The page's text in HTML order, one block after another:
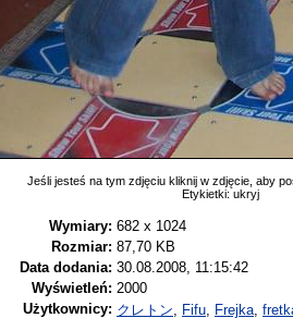
Jeśli jesteś na tym zdjęciu kliknij w zdjęcie, aby
Etykietki: ukryj
Wymiary: 682 x 1024
Rozmiar: 87,70 KB
Data dodania: 30.08.2008, 11:15:42
Wyświetleń: 2000
Użytkownicy: クレトン Fifu Frejka